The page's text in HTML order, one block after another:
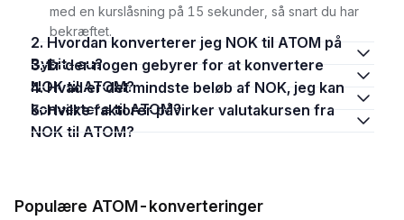
med en kurslåsning på 15 sekunder, så snart du har
bekræftet.
2. Hvordan konverterer jeg NOK til ATOM på
Bybit-eu?
3. Er der nogen gebyrer for at konvertere
NOK til ATOM?
4. Hvad er det mindste beløb af NOK, jeg kan
konvertere til ATOM?
5. Hvilke faktorer påvirker valutakursen fra
NOK til ATOM?
Populære ATOM-konverteringer